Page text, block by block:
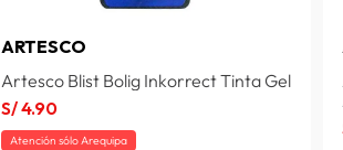
ARTESCO
Artesco Blist Bolig Inkorrect Tinta Gel
S/4.90
Atención sólo Arequipa